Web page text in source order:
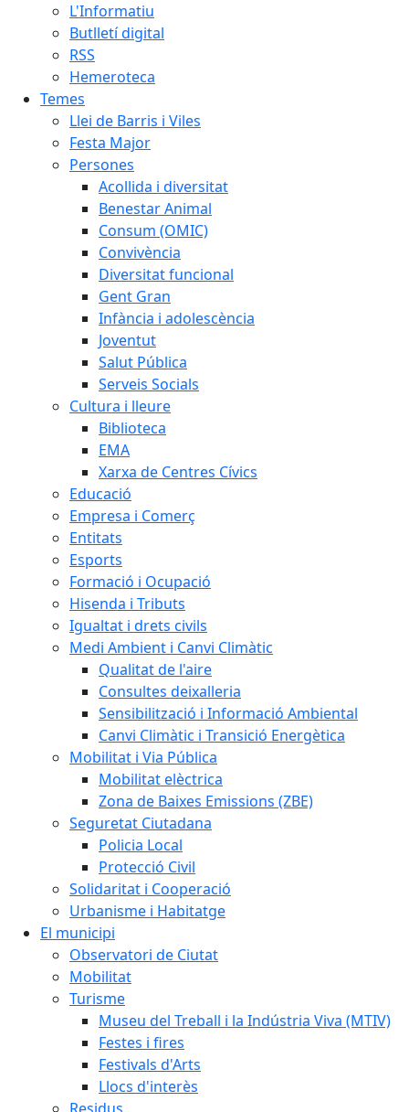
L'Informatiu
Butlletí digital
RSS
Hemeroteca
Temes
Llei de Barris i Viles
Festa Major
Persones
Acollida i diversitat
Benestar Animal
Consum (OMIC)
Convivència
Diversitat funcional
Gent Gran
Infància i adolescència
Joventut
Salut Pública
Serveis Socials
Cultura i lleure
Biblioteca
EMA
Xarxa de Centres Cívics
Educació
Empresa i Comerç
Entitats
Esports
Formació i Ocupació
Hisenda i Tributs
Igualtat i drets civils
Medi Ambient i Canvi Climàtic
Qualitat de l'aire
Consultes deixalleria
Sensibilització i Informació Ambiental
Canvi Climàtic i Transició Energètica
Mobilitat i Via Pública
Mobilitat elèctrica
Zona de Baixes Emissions (ZBE)
Seguretat Ciutadana
Policia Local
Protecció Civil
Solidaritat i Cooperació
Urbanisme i Habitatge
El municipi
Observatori de Ciutat
Mobilitat
Turisme
Museu del Treball i la Indústria Viva (MTIV)
Festes i fires
Festivals d'Arts
Llocs d'interès